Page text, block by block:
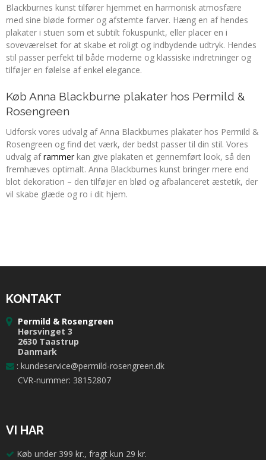
Blackburnes kunst tilfører hjemmet en harmonisk atmosfære
med sine bløde former og afstemte farver. Hæng en af hendes
plakater i stuen som et subtilt fokuspunkt, eller placer en i
soveværelset for at skabe et roligt og indbydende udtryk. Hendes
stil passer perfekt til både moderne og klassiske indretninger og
tilføjer en følelse af enkel elegance.
Køb Anna Blackburne plakater hos Permild &
Rosengreen
Udforsk vores udvalg af Anna Blackburnes plakater hos Permild &
Rosengreen og find det værk, der bedst passer til din stil. Vores
udvalg aframmerkan give plakaten et gennemført look, så den
fremhæves optimalt. Anna Blackburnes kunst bringer mere end
blot dekoration – den tilføjer en blød og afbalanceret æstetik, der
vil skabe glæde og ro i dit hjem.
KONTAKT
Permild & Rosengreen
Hørsvinget 3
2630 Taastrup
Danmark
: kundeservice@permild-rosengreen.dk
CVR-nummer: 38152807
VI HAR
Køb under 399 kr., fragt kun 29 kr.